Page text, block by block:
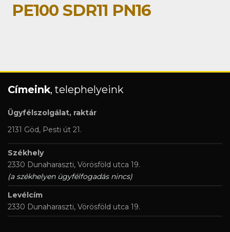
PE100 SDR11 PN16
Címeink, telephelyeink
Ügyfélszolgálat, raktár
2131 Göd, Pesti út 21.
Székhely
2330 Dunaharaszti, Vörösföld utca 19.
(a székhelyen ügyfélfogadás nincs)
Levélcím
2330 Dunaharaszti, Vörösföld utca 19.